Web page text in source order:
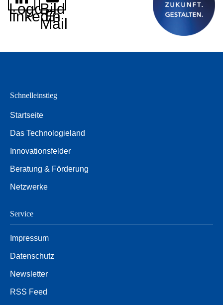
Logo
linkedin
Bild
E-
Mail
Schnelleinstieg
Startseite
Das Technologieland
Innovationsfelder
Beratung & Förderung
Netzwerke
Service
Impressum
Datenschutz
Newsletter
RSS Feed